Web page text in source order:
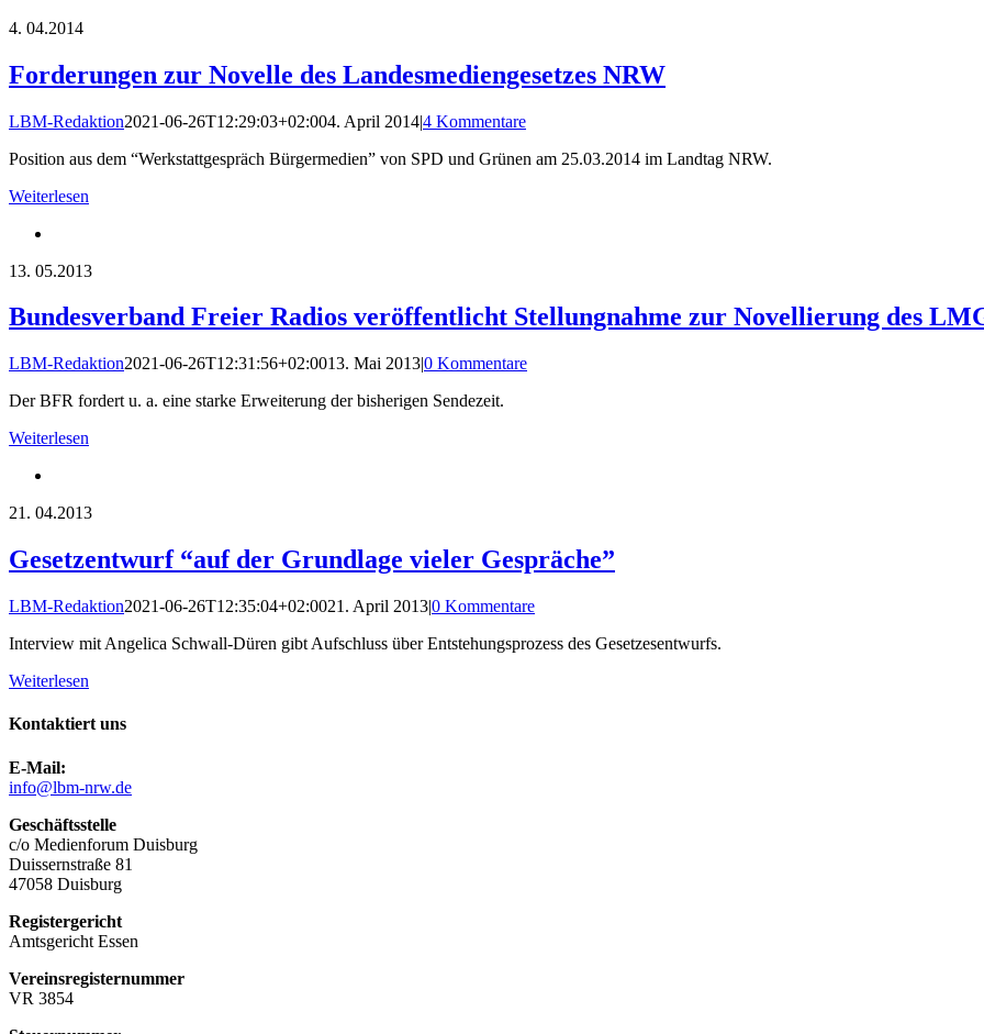
4. 04.2014
Forderungen zur Novelle des Landesmediengesetzes NRW
LBM-Redaktion2021-06-26T12:29:03+02:004. April 2014|4 Kommentare
Position aus dem “Werkstattgespräch Bürgermedien” von SPD und Grünen am 25.03.2014 im Landtag NRW.
Weiterlesen
13. 05.2013
Bundesverband Freier Radios veröffentlicht Stellungnahme zur Novellierung des
LBM-Redaktion2021-06-26T12:31:56+02:0013. Mai 2013|0 Kommentare
Der BFR fordert u. a. eine starke Erweiterung der bisherigen Sendezeit.
Weiterlesen
21. 04.2013
Gesetzentwurf “auf der Grundlage vieler Gespräche”
LBM-Redaktion2021-06-26T12:35:04+02:0021. April 2013|0 Kommentare
Interview mit Angelica Schwall-Düren gibt Aufschluss über Entstehungsprozess des Gesetzesentwurfs.
Weiterlesen
Kontaktiert uns
E-Mail:
info@lbm-nrw.de
Geschäftsstelle
c/o Medienforum Duisburg
Duissernstraße 81
47058 Duisburg
Registergericht
Amtsgericht Essen
Vereinsregisternummer
VR 3854